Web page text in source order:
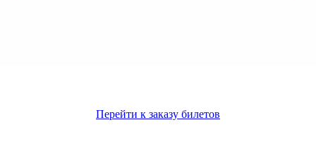
Перейти к заказу билетов